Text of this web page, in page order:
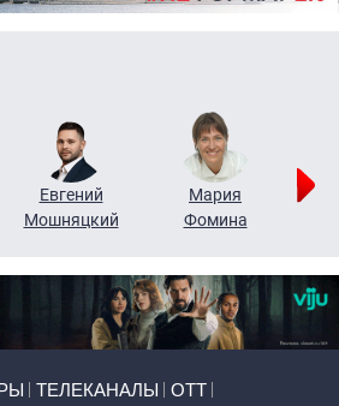
Евгений
Мошняцкий
Мария
Фомина
ТЕЛЕКАНАЛЫ ОТТ